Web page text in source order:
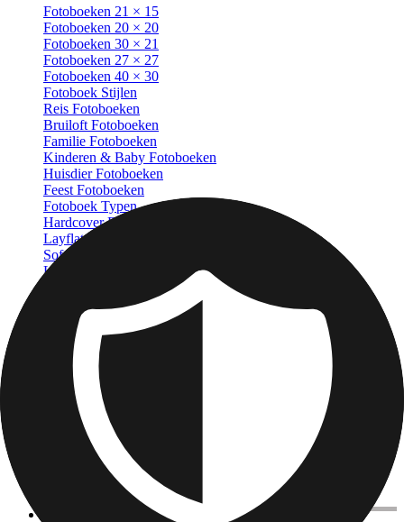
Fotoboeken 21 × 15
Fotoboeken 20 × 20
Fotoboeken 30 × 21
Fotoboeken 27 × 27
Fotoboeken 40 × 30
Fotoboek Stijlen
Reis Fotoboeken
Bruiloft Fotoboeken
Familie Fotoboeken
Kinderen & Baby Fotoboeken
Huisdier Fotoboeken
Feest Fotoboeken
Fotoboek Typen
Hardcover Fotoboeken
Layflat Fotoboeken
Softcover Fotoboeken
Leren Fotoboeken
Venster Uitgesneden Fotoboeken
Klassiek Leren Fotoboeken
Luxe Fotoboeken
Luxe Layflat Fotoboeken
Premium Layflat Fotoboeken
Deluxe Stof Fotoboeken
Canvas Prints
Uitgelicht
Canvas Afdrukken
Ingelijste Canvas Afdrukken
Collage Canvas Prints
Canvas Wanddisplay
Mozaïek Canvas Afdrukken
Gevormde Canvas Afdrukken